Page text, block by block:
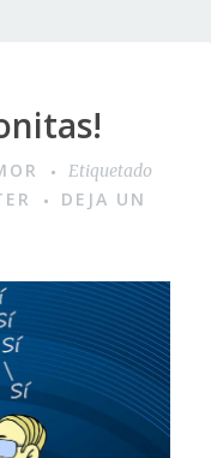
Etiquetado
DEJA UN